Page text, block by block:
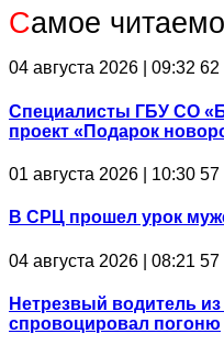
Самое
04 августа 2026 | 09:32 62
Специалисты ГБУ СО
проект «Подарок
01 августа 2026 | 10:30 57
В СРЦ прошел урок
04 августа 2026 | 08:21 57
Нетрезвый водитель
спровоцировал погоню